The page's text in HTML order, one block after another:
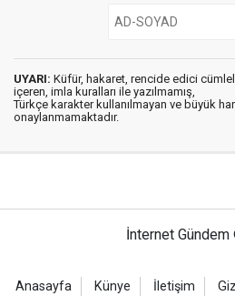
UYARI: Küfür, hakaret, rencide edici
içeren, imla kuralları ile yazılmamış,
Türkçe karakter kullanılmayan ve büyük
onaylanmamaktadır.
İnternet
Anasayfa Künye İletişim